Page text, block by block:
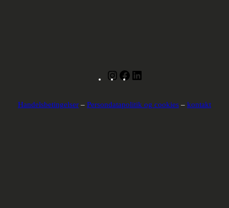
InstagramFacebook
Handelsbetingelser – Persondatapolitik og cookies – kontakt